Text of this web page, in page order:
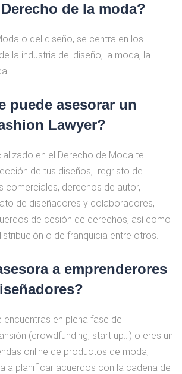
de la moda?
o del diseño, se centra en los
la industria del diseño, la moda, la
puede asesorar un
Lawyer?
en el Derecho de Moda te
de tus diseños, regristo de
comerciales, derechos de autor,
de diseñadores y colaboradores,
de cesión de derechos, así como
o de franquicia entre otros.
a emprenderores
encuentras en plena fase de
(crowdfunding, start up…) o eres un
online de productos de moda,
a planificar acuerdos con la cadena de